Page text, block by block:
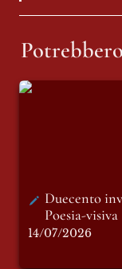
Duecento
Duecento
Poesia-visiva
14/07/2026